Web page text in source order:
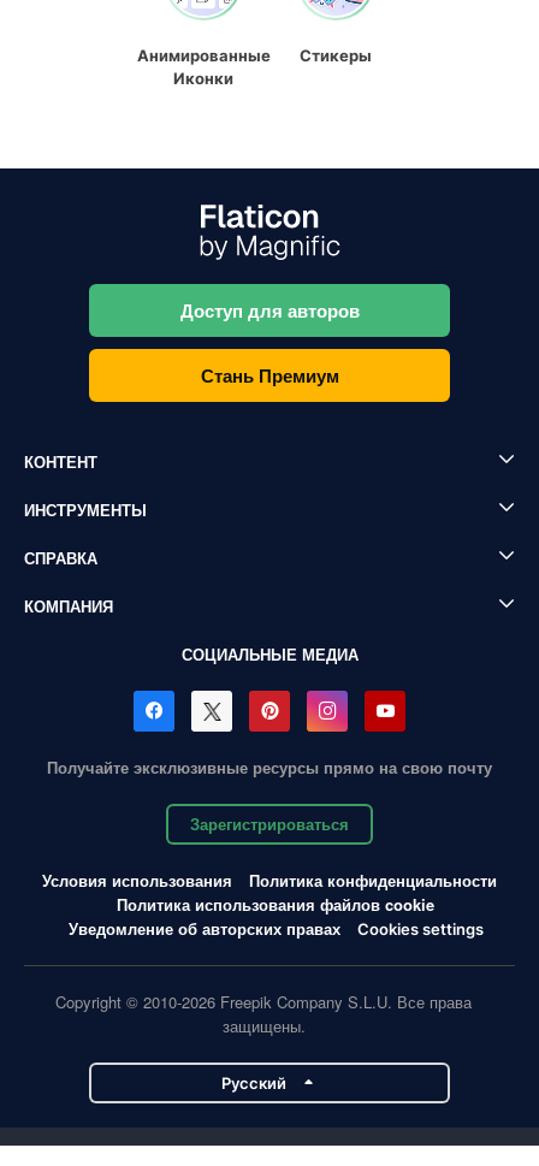
Анимированные
Иконки
Стикеры
Доступ для авторов
Стань Премиум
КОНТЕНТ
ИНСТРУМЕНТЫ
СПРАВКА
КОМПАНИЯ
СОЦИАЛЬНЫЕ МЕДИА
Получайте эксклюзивные ресурсы прямо на свою почту
Зарегистрироваться
Условия использования
Политика конфиденциальности
Политика использования файлов cookie
Уведомление об авторских правах
Cookies settings
Copyright © 2010-2026 Freepik Company S.L.U. Все права
защищены.
Pусский